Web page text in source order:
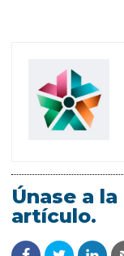
Únase a
artículo.